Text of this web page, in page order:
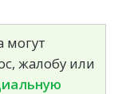
могут
жалобу или